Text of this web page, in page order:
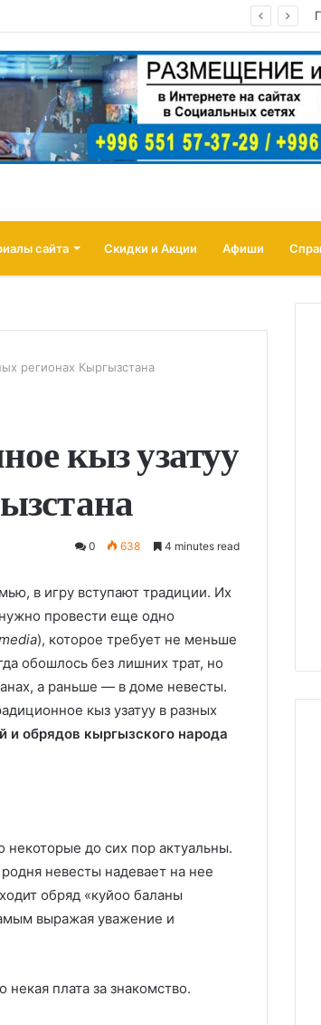
«ОСТРОВОК» Бостери
сайта Скидки и Акции Афиши
регионах Кыргызстана
кыз узатуу
0 638 4 minutes read
в игру вступают традиции. Их
провести еще одно
), которое требует не меньше
обошлось без лишних трат, но
а раньше — в доме невесты.
кыз узатуу в разных
и обрядов кыргызского народа
до сих пор актуальны.
невесты надевает на нее
обряд «куйоо баланы
выражая уважение и
плата за знакомство.